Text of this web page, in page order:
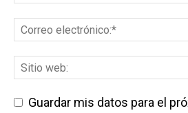
Guardar mis datos para el